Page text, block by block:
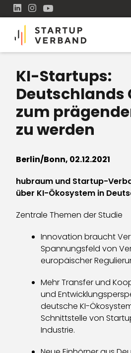
KI-Startups:
Deutschlands
zum
zu werden
Berlin/Bonn, 02.12.2021
hubraum und Startup-
über KI-Ökosystem in
Zentrale Themen der Studie
Innovation braucht
Spannungsfeld von
europäischer
Mehr Transfer und
und
deutsche KI-
Schnittstelle von
Industrie.